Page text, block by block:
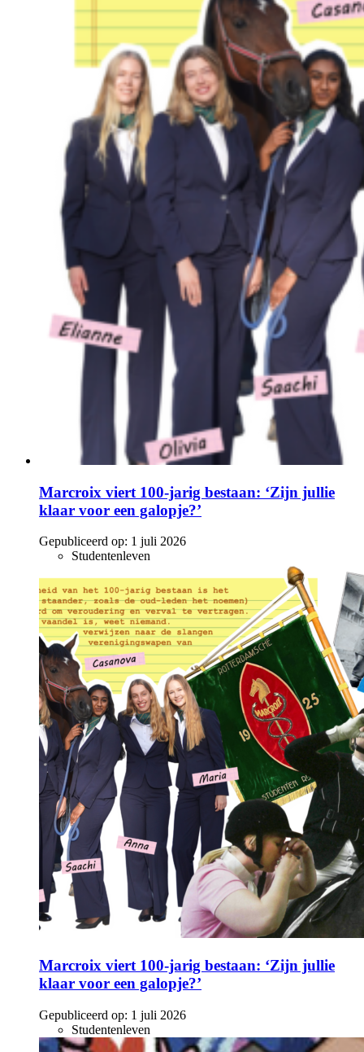
Marcroix viert 100-jarig bestaan: ‘Zijn jullie
klaar voor een galopje?’
Gepubliceerd op: 1 juli 2026
Studentenleven
Marcroix viert 100-jarig bestaan: ‘Zijn jullie
klaar voor een galopje?’
Gepubliceerd op: 1 juli 2026
Studentenleven